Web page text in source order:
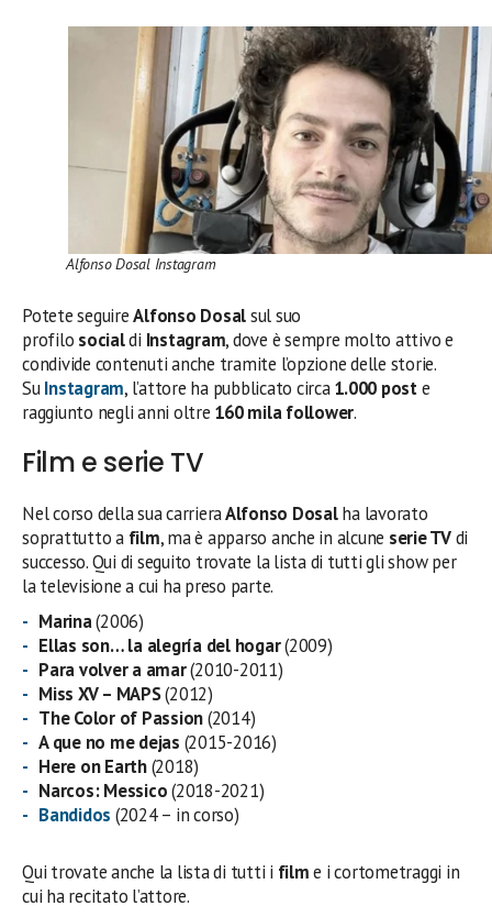
Alfonso Dosal Instagram
Potete seguireAlfonso Dosalsul suo
profilo socialdi Instagram, dove è sempre molto attivo e
condivide contenuti anche tramite l’opzione delle storie.
SuInstagram, l’attore ha pubblicato circa1.000 poste
raggiunto negli anni oltre 160 mila follower.
Film e serie TV
Nel corso della sua carrieraAlfonso Dosalha lavorato
soprattutto a film, ma è apparso anche in alcune serie TVdi
successo. Qui di seguito trovate la lista di tutti gli show per
la televisione a cui ha preso parte.
Marina(2006)
Ellas son… la alegría del hogar(2009)
Para volver a amar(2010-2011)
Miss XV – MAPS(2012)
The Color of Passion(2014)
A que no me dejas (2015-2016)
Here on Earth(2018)
Narcos: Messico(2018-2021)
Bandidos (2024 – in corso)
Qui trovate anche la lista di tutti i filme i cortometraggi in
cui ha recitato l’attore.